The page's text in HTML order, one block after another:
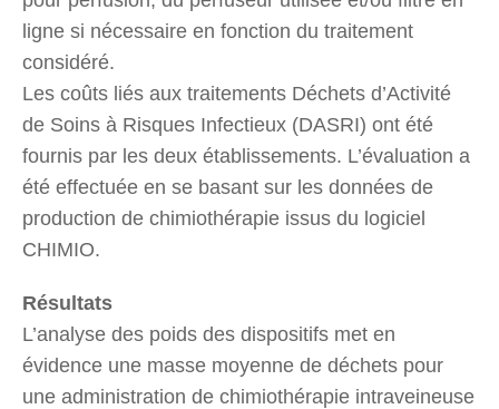
ligne si nécessaire en fonction du traitement
considéré.
Les coûts liés aux traitements Déchets d’Activité
de Soins à Risques Infectieux (DASRI) ont été
fournis par les deux établissements. L’évaluation a
été effectuée en se basant sur les données de
production de chimiothérapie issus du logiciel
CHIMIO.
Résultats
L’analyse des poids des dispositifs met en
évidence une masse moyenne de déchets pour
une administration de chimiothérapie intraveineuse